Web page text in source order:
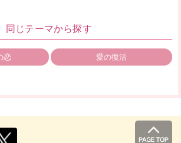
同じテーマから探す
恋 愛の復活